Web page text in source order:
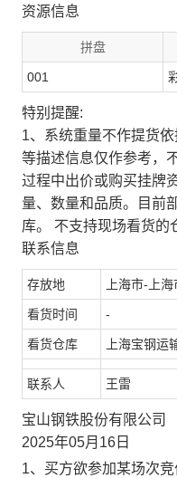
资源信息
拼盘
001
特别提醒:
1、系统重量不作提货
等描述信息仅作参考，
过程中出价或购买挂牌
量、数量和品质。目前
库。 不支持现场看货的
联系信息
存放地 上海市-上海
看货时间 -
看货仓库 上海宝钢运
联系人 王雷
宝山钢铁股份有限公司
2025年05月16日
1、买方欲参加某场次